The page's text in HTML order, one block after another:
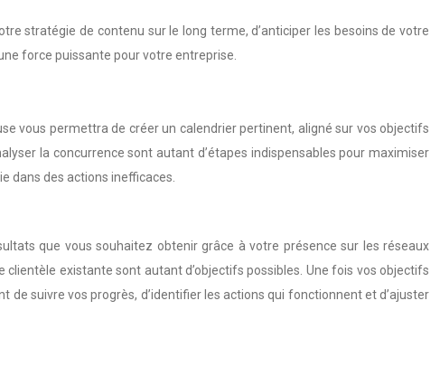
stratégie de contenu sur le long terme, d’anticiper les besoins de votre
force puissante pour votre entreprise.
vous permettra de créer un calendrier pertinent, aligné sur vos objectifs
la concurrence sont autant d’étapes indispensables pour maximiser
dans des actions inefficaces.
que vous souhaitez obtenir grâce à votre présence sur les réseaux
existante sont autant d’objectifs possibles. Une fois vos objectifs
suivre vos progrès, d’identifier les actions qui fonctionnent et d’ajuster